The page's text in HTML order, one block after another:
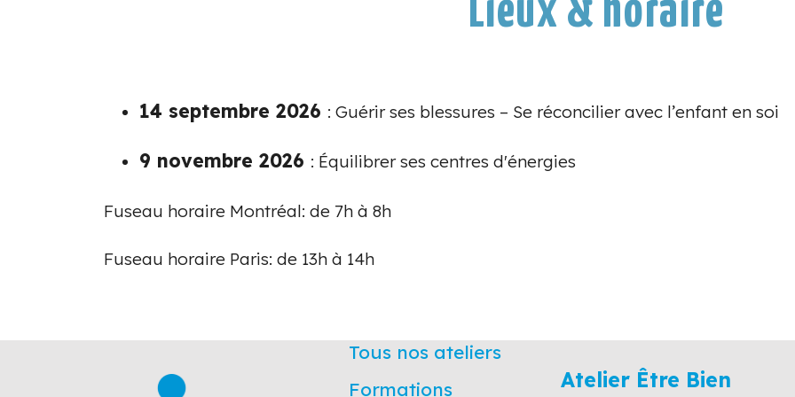
Lieux & horaire
14 septembre 2026 : Guérir ses blessures – Se réconcilier avec l’enfant en soi
9 novembre 2026 : Équilibrer ses centres d'énergies
Fuseau horaire Montréal: de 7h à 8h
Fuseau horaire Paris: de 13h à 14h
Tous nos ateliers
Formations
Atelier Être Bien